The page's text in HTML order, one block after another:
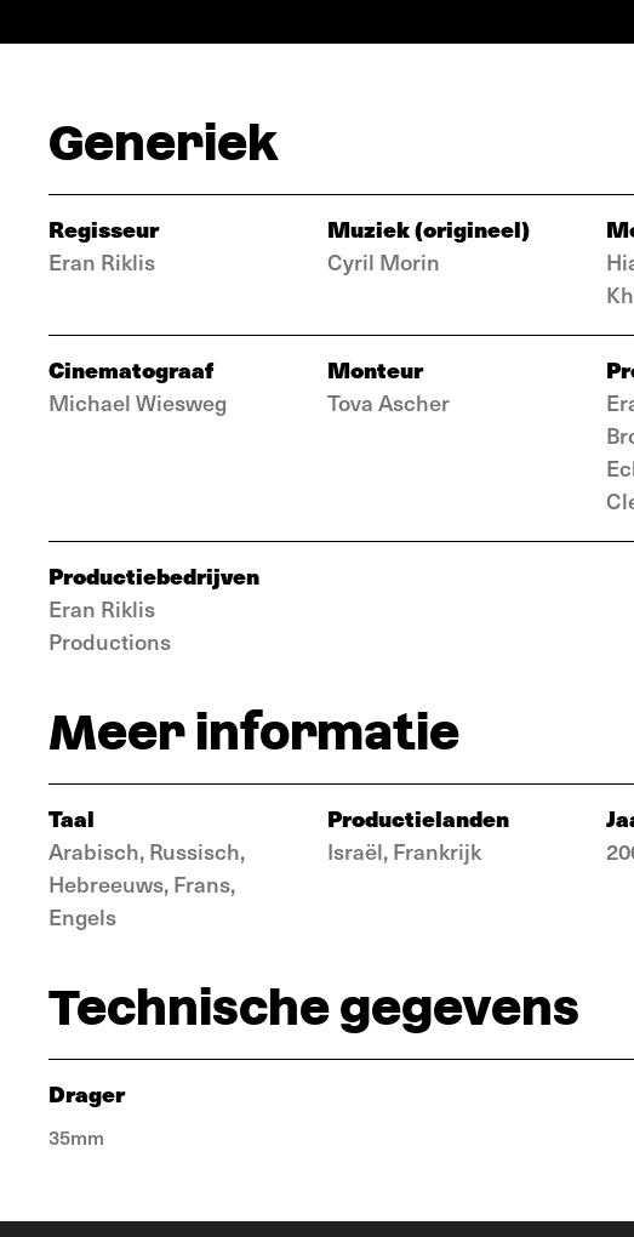
Generiek
Regisseur
Eran Riklis
Muziek (origineel)
Cyril Morin
Cinematograaf
Michael Wiesweg
Monteur
Tova Ascher
Productiebedrijven
Eran Riklis
Productions
Meer informatie
Taal
Arabisch, Russisch,
Hebreeuws, Frans,
Engels
Productielanden
Israël, Frankrijk
Technische gegevens
Drager
35mm